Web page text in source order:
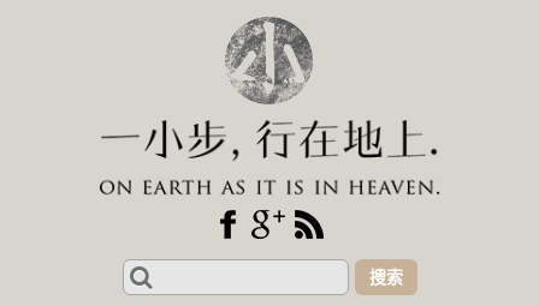
Search
for: